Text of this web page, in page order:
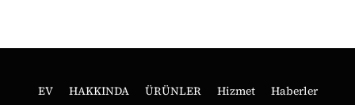
EV HAKKINDA ÜRÜNLER Hizmet Haberler